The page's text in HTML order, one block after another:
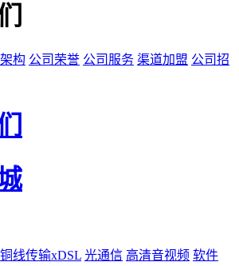
构 公司荣誉 公司服务 渠道加盟 公司招
铜线传输xDSL 光通信 高清音视频 软件